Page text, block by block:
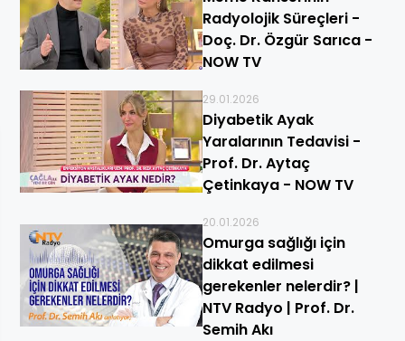
Radyolojik Süreçleri -
Doç. Dr. Özgür Sarıca -
NOW TV
29.01.2026
Diyabetik Ayak
Yaralarının Tedavisi -
Prof. Dr. Aytaç
Çetinkaya - NOW TV
20.01.2026
Omurga sağlığı için
dikkat edilmesi
gerekenler nelerdir? |
NTV Radyo | Prof. Dr.
Semih Akı